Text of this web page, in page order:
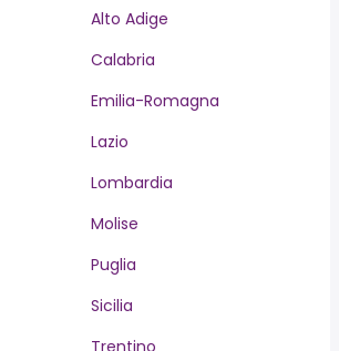
Alto Adige
Calabria
Emilia-Romagna
Lazio
Lombardia
Molise
Puglia
Sicilia
Trentino